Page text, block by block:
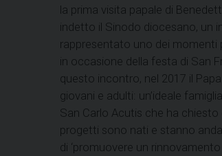
la prima visita papale di
indetto il Sinodo diocesano, un
rappresentato uno dei momenti
in occasione della festa di San
questo incontro, nel 2017 il
giovani e adulti: un’ideale
San Carlo Acutis che ha
progetti sono nati e stanno
di ‘promuovere un